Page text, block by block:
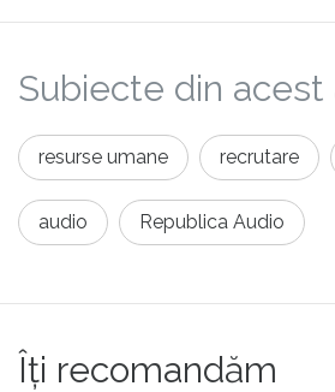
Subiecte din acest
resurse umane recrutare
audio Republica Audio
Îți recomandăm